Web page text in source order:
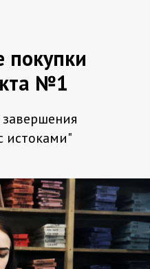
покупки
№1
истоками"